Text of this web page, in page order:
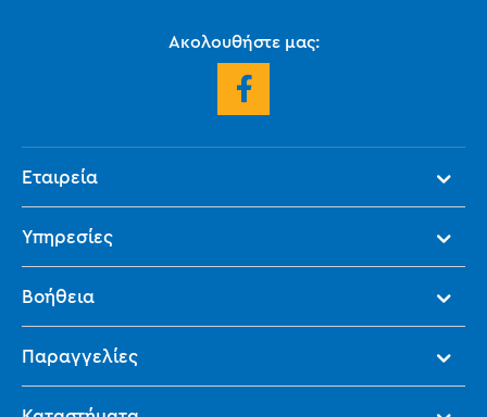
Ακολουθήστε μας:
Εταιρεία
Υπηρεσίες
Βοήθεια
Παραγγελίες